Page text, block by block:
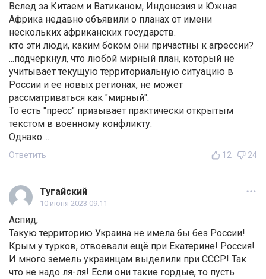
Вслед за Китаем и Ватиканом, Индонезия и Южная
Африка недавно объявили о планах от имени
нескольких африканских государств.
кто эти люди, каким боком они причастны к агрессии?
...подчеркнул, что любой мирный план, который не
учитывает текущую территориальную ситуацию в
России и ее новых регионах, не может
рассматриваться как "мирный".
То есть "пресс" призывает практически открытым
текстом в военному конфликту.
Однако....
Ответить 12 24
Тугайский
10 июня 2023 09:11
Аспид,
Такую территорию Украина не имела бы без России!
Крым у турков, отвоевали ещё при Екатерине! Россия!
И много земель украинцам выделили при СССР! Так
что не надо ля-ля! Если они такие гордые, то пусть